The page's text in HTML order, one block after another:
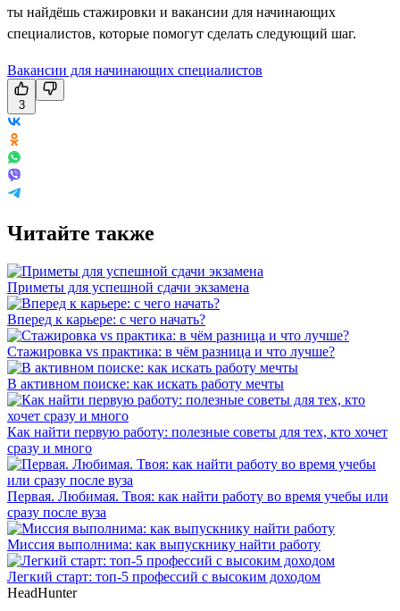
ты найдёшь стажировки и вакансии для начинающих
специалистов, которые помогут сделать следующий шаг.
Вакансии для начинающих специалистов
3
Читайте также
Приметы для успешной сдачи экзамена
Вперед к карьере: с чего начать?
Стажировка vs практика: в чём разница и что лучше?
В активном поиске: как искать работу мечты
Как найти первую работу: полезные советы для тех, кто хочет
сразу и много
Первая. Любимая. Твоя: как найти работу во время учебы или
сразу после вуза
Миссия выполнима: как выпускнику найти работу
Легкий старт: топ-5 профессий с высоким доходом
HeadHunter